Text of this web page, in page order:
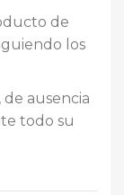
de
los
ausencia
todo su